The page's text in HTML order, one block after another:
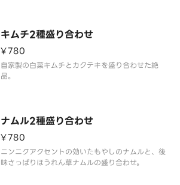
キムチ2種盛り合わせ
¥780
自家製の白菜キムチとカクテキを盛り合わせた絶
品。
ナムル2種盛り合わせ
¥780
ニンニクアクセントの効いたもやしのナムルと、後
味さっぱりほうれん草ナムルの盛り合わせ。